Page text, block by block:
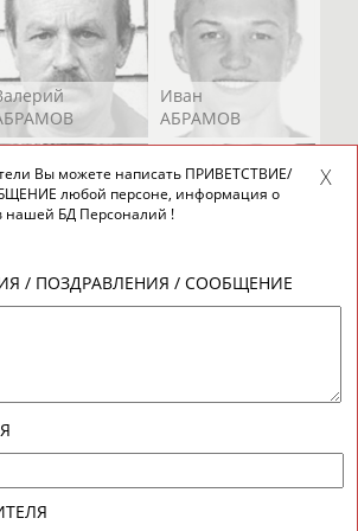
Иван
АБРАМОВ
АБРАМОВА
АБРАРОВ
Вы можете написать ПРИВЕТСТВИЕ/
любой персоне, информация о
нашей БД Персоналий !
/ ПОЗДРАВЛЕНИЯ / СООБЩЕНИЕ